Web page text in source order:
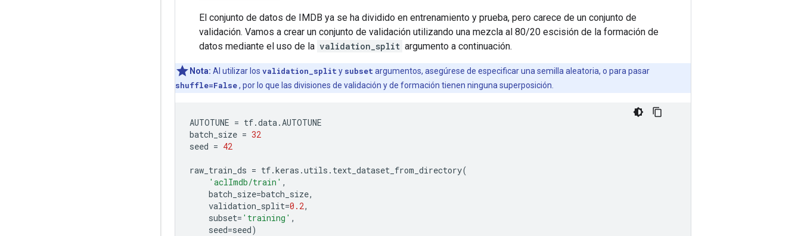
El conjunto de datos de IMDB ya se ha dividido en entrenamiento y prueba, pero carece de un conjunto de
validación. Vamos a crear un conjunto de validación utilizando una mezcla al 80/20 escisión de la formación de
datos mediante el uso de la validation_split argumento a continuación.
Nota: Al utilizar los validation_split y subset argumentos, asegúrese de especificar una semilla aleatoria, o para pasar
shuffle=False, por lo que las divisiones de validación y de formación tienen ninguna superposición.
AUTOTUNE = tf.data.AUTOTUNE
batch_size = 32
seed = 42
raw_train_ds = tf.keras .utils . text_dataset_from_directory(
'aclImdb/train' ,
batch_size=batch_size,
validation_split=0.2,
subset= 'training' ,
seed=seed)